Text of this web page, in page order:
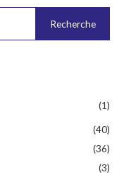
Recherche
(1)
(40)
(36)
(3)